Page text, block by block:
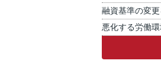
融資基準の変
悪化する労働